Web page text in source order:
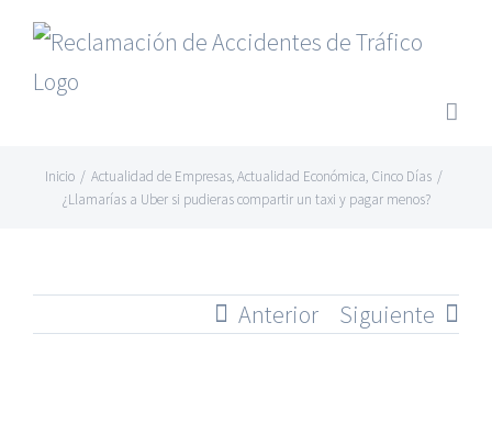
Saltar
contenido
Inicio / Actualidad de Empresas,Actualidad Económica, Cinco Días /
¿Llamarías a Uber si pudieras compartir un taxi y pagar menos?
Anterior Siguiente